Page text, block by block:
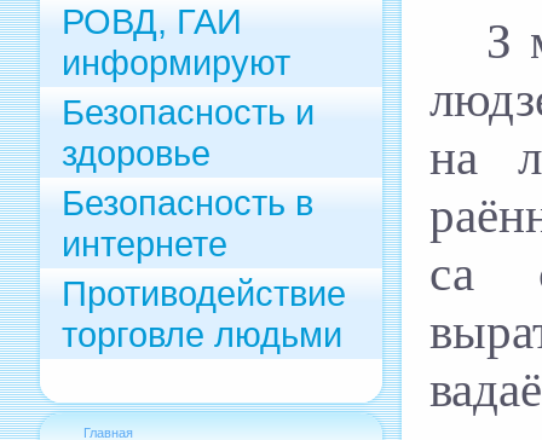
РОВД, ГАИ
информируют
Безопасность и
здоровье
Безопасность в
интернете
Противодействие
торговле людьми
Главная
З
на
са